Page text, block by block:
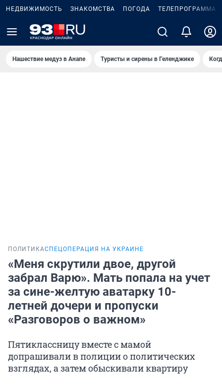
НЕДВИЖИМОСТЬ ЗНАКОМСТВА ПОГОДА ТЕЛЕПРОГРАММА
Нашествие медуз в Анапе Туристы и сирены в Геленджике
ПОЛИТИКАСПЕЦОПЕРАЦИЯ НА УКРАИНЕ
«Меня скрутили двое, другой
забрал Варю». Мать попала на учет
за сине-желтую аватарку 10-
летней дочери и пропуски
«Разговоров о важном»
Пятиклассницу вместе с мамой
допрашивали в полиции о политических
взглядах, а затем обыскивали квартиру